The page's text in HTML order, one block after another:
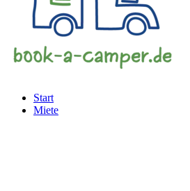
Start
Miete